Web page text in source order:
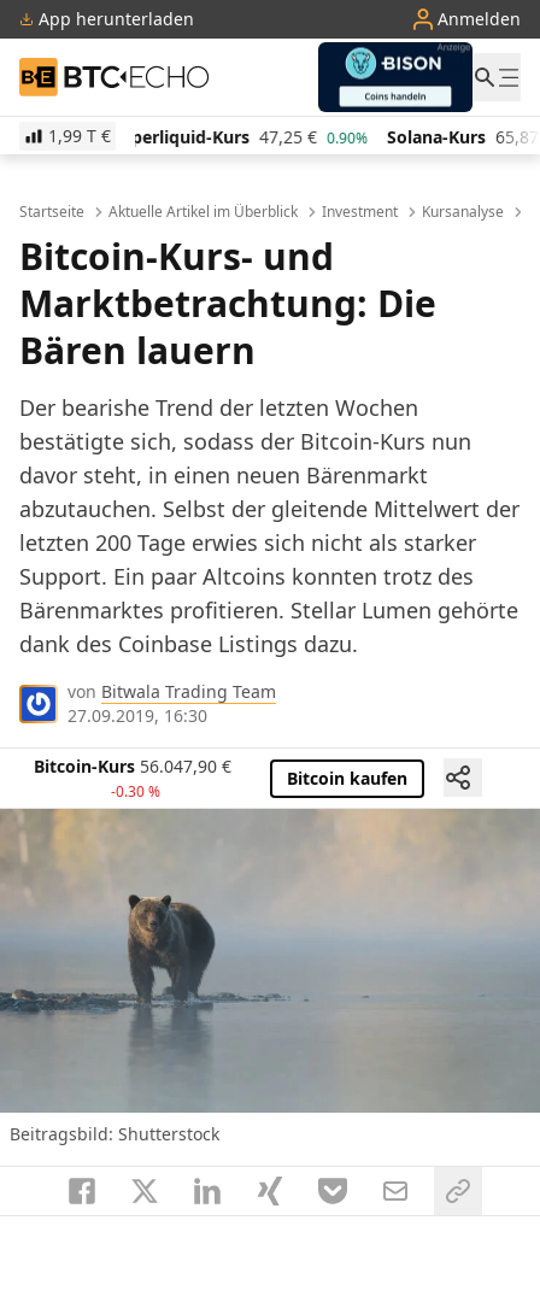
App herunterladen Anmelden
BTC-ECHO
1,99 T €
Kurs 47,25 0.90% Solana-Kurs 65,87 € 1.90% TRON-Kurs
Startseite Aktuelle Artikel im Überblick Investment Kursanalyse
Bitcoin-Kurs- und
Marktbetrachtung: Die
Bären lauern
Der bearishe Trend der letzten Wochen
bestätigte sich, sodass der Bitcoin-Kurs nun
davor steht, in einen neuen Bärenmarkt
abzutauchen. Selbst der gleitende Mittelwert der
letzten 200 Tage erwies sich nicht als starker
Support. Ein paar Altcoins konnten trotz des
Bärenmarktes profitieren. Stellar Lumen gehörte
dank des Coinbase Listings dazu.
von Bitwala Trading Team
27.09.2019, 16:30
Bitcoin-Kurs 56.047,90 €
-0.30 %
Bitcoin kaufen
Beitragsbild: Shutterstock